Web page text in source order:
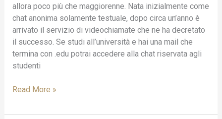
allora poco più che maggiorenne. Nata inizialmente come
chat anonima solamente testuale, dopo circa un’anno è
arrivato il servizio di videochiamate che ne ha decretato
il successo. Se studi all’università e hai una mail che
termina con .edu potrai accedere alla chat riservata agli
studenti
Online
Dal
2009,
La
Reazione
Del
Read More »